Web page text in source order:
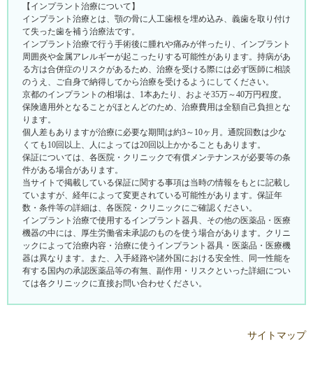
【インプラント治療について】
インプラント治療とは、顎の骨に人工歯根を埋め込み、義歯を取り付け
て失った歯を補う治療法です。
インプラント治療で行う手術後に腫れや痛みが伴ったり、インプラント
周囲炎や金属アレルギーが起こったりする可能性があります。持病があ
る方は合併症のリスクがあるため、治療を受ける際には必ず医師に相談
のうえ、ご自身で納得してから治療を受けるようにしてください。
京都のインプラントの相場は、1本あたり、およそ35万～40万円程度。
保険適用外となることがほとんどのため、治療費用は全額自己負担とな
ります。
個人差もありますが治療に必要な期間は約3～10ヶ月。通院回数は少な
くても10回以上、人によっては20回以上かかることもあります。
保証については、各医院・クリニックで有償メンテナンスが必要等の条
件がある場合があります。
当サイトで掲載している保証に関する事項は当時の情報をもとに記載し
ていますが、経年によって変更されている可能性があります。保証年
数・条件等の詳細は、各医院・クリニックにご確認ください。
インプラント治療で使用するインプラント器具、その他の医薬品・医療
機器の中には、厚生労働省未承認のものを使う場合があります。クリニ
ックによって治療内容・治療に使うインプラント器具・医薬品・医療機
器は異なります。また、入手経路や諸外国における安全性、同一性能を
有する国内の承認医薬品等の有無、副作用・リスクといった詳細につい
ては各クリニックに直接お問い合わせください。
サイトマップ